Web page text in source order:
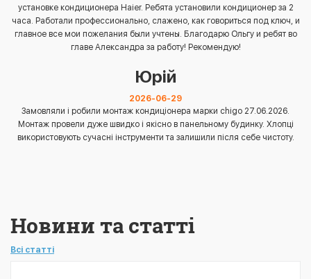
установке кондиционера Haier. Ребята установили кондиционер за 2
часа. Работали профессионально, слажено, как говориться под ключ, и
главное все мои пожелания были учтены. Благодарю Ольгу и ребят во
главе Александра за работу! Рекомендую!
Юрій
2026-06-29
Замовляли і робили монтаж кондиціонера марки chigo 27.06.2026.
Монтаж провели дуже швидко і якісно в панельному будинку. Хлопці
використовують сучасні інструменти та залишили після себе чистоту.
Новини та статті
Всі статті